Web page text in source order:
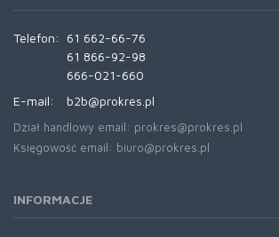
Telefon:
61 662-66-76
61 866-92-98
666-021-660
E-mail:
b2b@prokres.pl
Dział handlowy email: prokres@prokres.pl
Księgowość email: biuro@prokres.pl
INFORMACJE